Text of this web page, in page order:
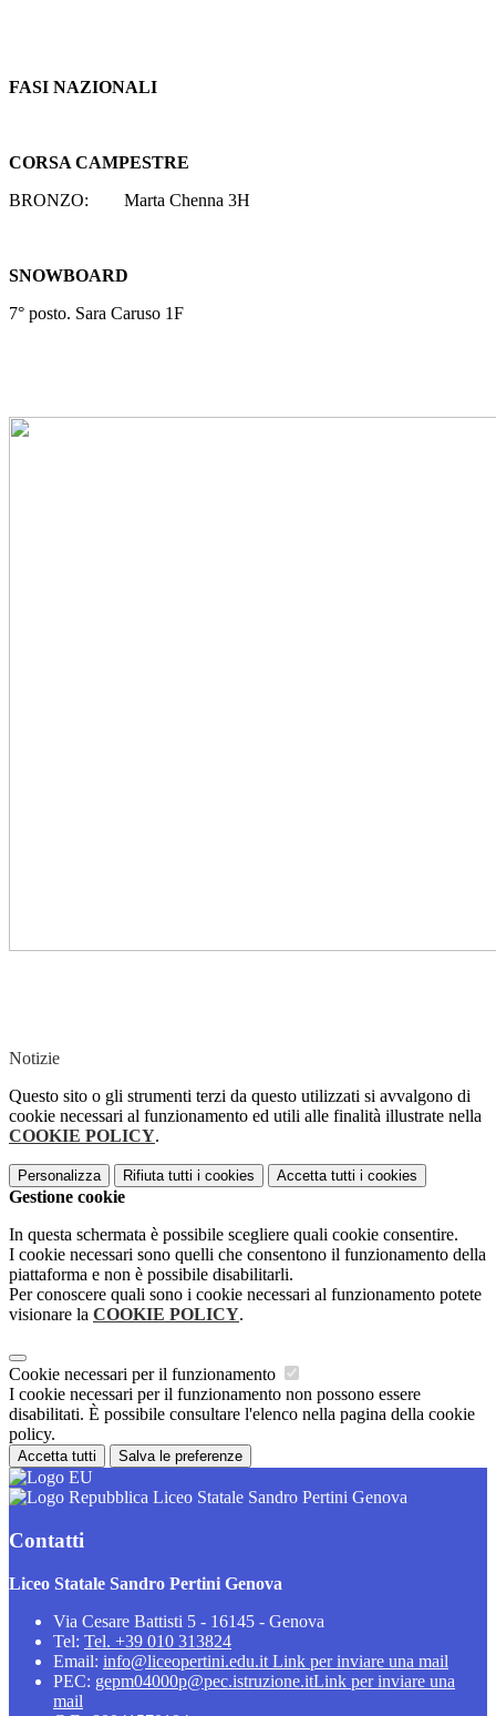
FASI NAZIONALI
CORSA CAMPESTRE
BRONZO:
Marta Chenna 3H
SNOWBOARD
7° posto. Sara Caruso 1F
Notizie
Questo sito o gli strumenti terzi da questo utilizzati si avvalgono di
cookie necessari al funzionamento ed utili alle finalità illustrate nella
COOKIE POLICY.
Personalizza Rifiuta tutti i cookies Accetta tutti i cookies
Gestione cookie
In questa schermata è possibile scegliere quali cookie consentire.
I cookie necessari sono quelli che consentono il funzionamento della
piattaforma e non è possibile disabilitarli.
Per conoscere quali sono i cookie necessari al funzionamento potete
visionare la COOKIE POLICY.
Cookie necessari per il funzionamento
I cookie necessari per il funzionamento non possono essere
disabilitati. È possibile consultare l'elenco nella pagina della cookie
policy.
Accetta tutti Salva le preferenze
Liceo Statale Sandro Pertini Genova
Contatti
Liceo Statale Sandro Pertini Genova
Via Cesare Battisti 5 - 16145 - Genova
Tel: Tel. +39 010 313824
Email: info@liceopertini.edu.it Link per inviare una mail
PEC: gepm04000p@pec.istruzione.itLink per inviare una
mail